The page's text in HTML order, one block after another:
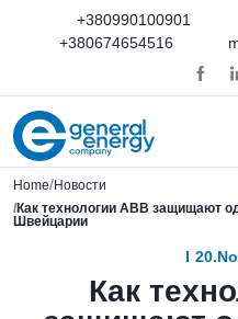
+380990100901
+380674654516
Home Новости
Как технологии ABB защищают
Швейцарии
Как